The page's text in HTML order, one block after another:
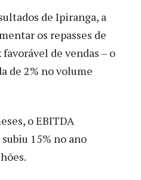
de Ipiranga, a
os repasses de
de vendas – o
de 2% no volume
o EBITDA
15% no ano